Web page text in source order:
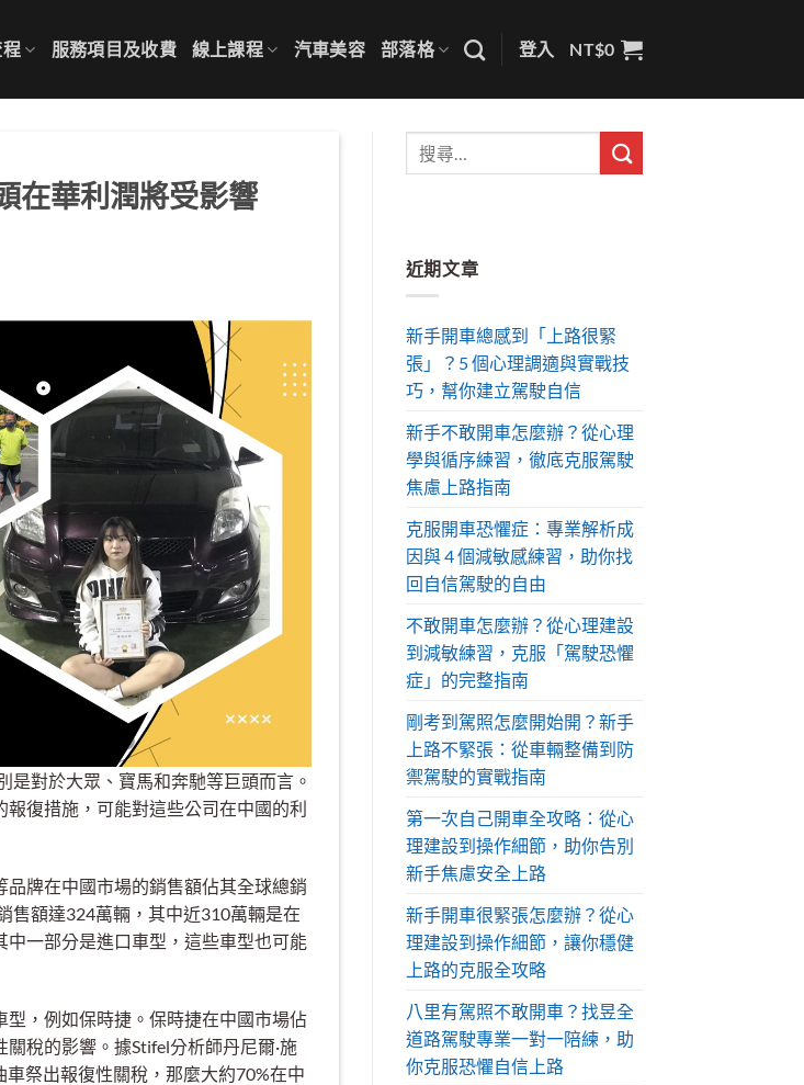
服務項目及收費 線上課程 汽車美容 部落格 登入 NT$0
在華利潤將受影響
對於大眾、寶馬和奔馳等巨頭而言。
復措施，可能對這些公司在中國的利
牌在中國市場的銷售額佔其全球總銷
售額達324萬輛，其中近310萬輛是在
一部分是進口車型，這些車型也可能
，例如保時捷。保時捷在中國市場佔
稅的影響。據Stifel分析師丹尼爾·施
祭出報復性關稅，那麼大約70%在中
近期文章
新手開車總感到「上路很緊
張」？5 個心理調適與實戰技
巧，幫你建立駕駛自信
新手不敢開車怎麼辦？從心理
學與循序練習，徹底克服駕駛
焦慮上路指南
克服開車恐懼症：專業解析成
因與 4 個減敏感練習，助你找
回自信駕駛的自由
不敢開車怎麼辦？從心理建設
到減敏練習，克服「駕駛恐懼
症」的完整指南
剛考到駕照怎麼開始開？新手
上路不緊張：從車輛整備到防
禦駕駛的實戰指南
第一次自己開車全攻略：從心
理建設到操作細節，助你告別
新手焦慮安全上路
新手開車很緊張怎麼辦？從心
理建設到操作細節，讓你穩健
上路的克服全攻略
八里有駕照不敢開車？找昱全
道路駕駛專業一對一陪練，助
你克服恐懼自信上路